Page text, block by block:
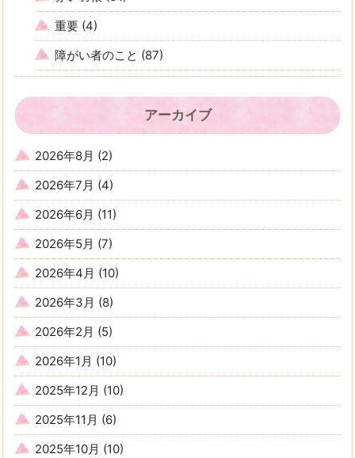
重要 (4)
障がい者のこと (87)
アーカイブ
2026年8月 (2)
2026年7月 (4)
2026年6月 (11)
2026年5月 (7)
2026年4月 (10)
2026年3月 (8)
2026年2月 (5)
2026年1月 (10)
2025年12月 (10)
2025年11月 (6)
2025年10月 (10)